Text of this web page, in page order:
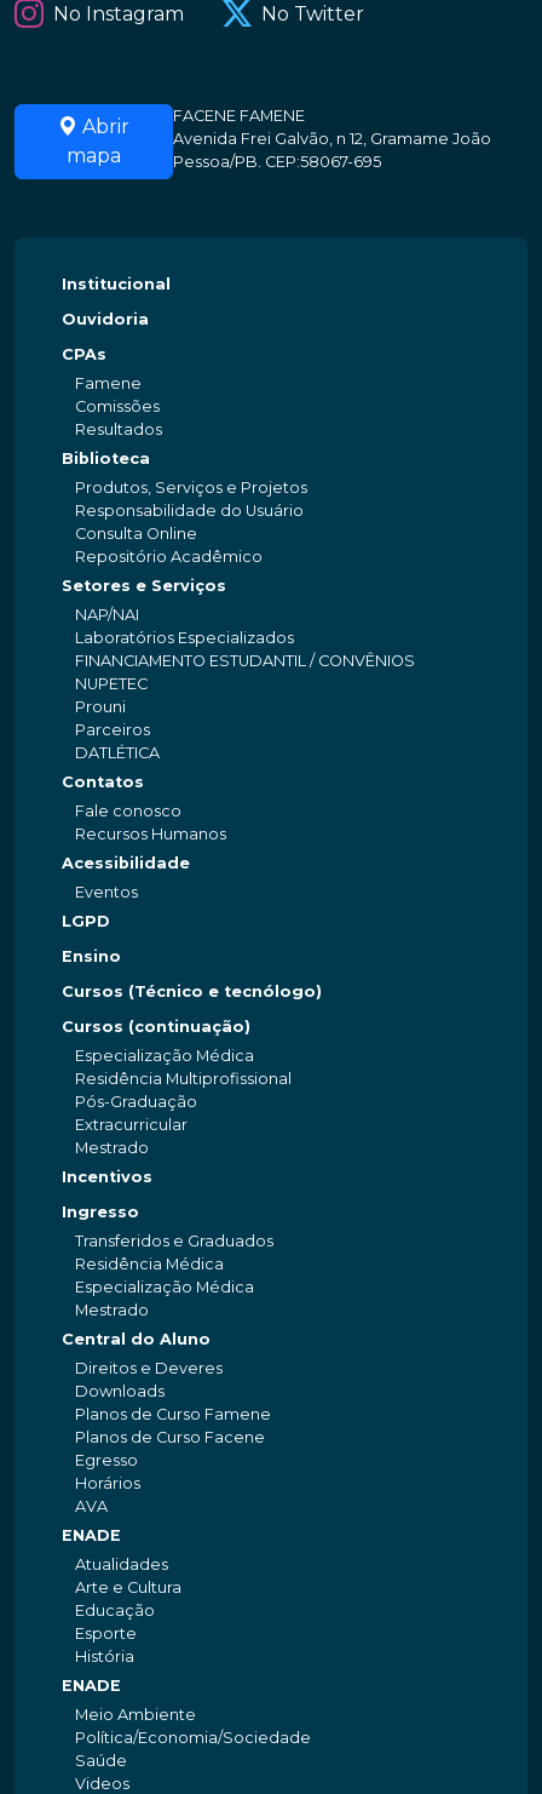
No Instagram No Twitter
Abrir
mapa
FACENE FAMENE
Avenida Frei Galvão, n 12, Gramame João
Pessoa/PB. CEP:58067-695
Institucional
Ouvidoria
CPAs
Famene
Comissões
Resultados
Biblioteca
Produtos, Serviços e Projetos
Responsabilidade do Usuário
Consulta Online
Repositório Acadêmico
Setores e Serviços
NAP/NAI
Laboratórios Especializados
FINANCIAMENTO ESTUDANTIL / CONVÊNIOS
NUPETEC
Prouni
Parceiros
DATLÉTICA
Contatos
Fale conosco
Recursos Humanos
Acessibilidade
Eventos
LGPD
Ensino
Cursos (Técnico e tecnólogo)
Cursos (continuação)
Especialização Médica
Residência Multiprofissional
Pós-Graduação
Extracurricular
Mestrado
Incentivos
Ingresso
Transferidos e Graduados
Residência Médica
Especialização Médica
Mestrado
Central do Aluno
Direitos e Deveres
Downloads
Planos de Curso Famene
Planos de Curso Facene
Egresso
Horários
AVA
ENADE
Atualidades
Arte e Cultura
Educação
Esporte
História
ENADE
Meio Ambiente
Política/Economia/Sociedade
Saúde
Videos